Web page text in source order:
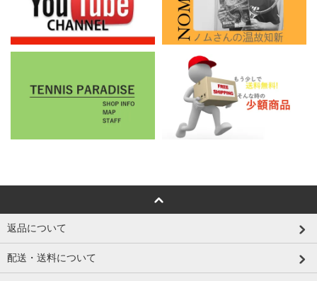
返品について
配送・送料について